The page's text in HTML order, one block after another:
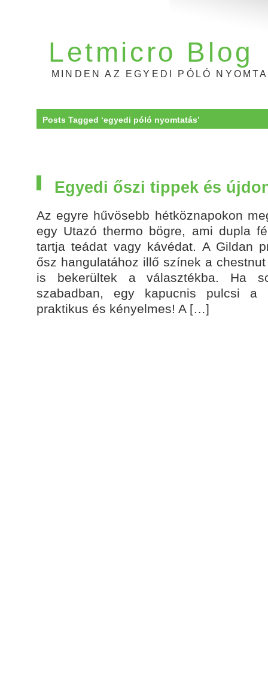
Letmicro Blog
MINDEN AZ EGYEDI PÓLÓ
Posts Tagged ‘egyedi póló nyomtatás’
Egyedi őszi tippek és
Az egyre hűvösebb hétköznapokon
egy Utazó thermo bögre, ami dupla
tartja teádat vagy kávédat. A Gildan
ősz hangulatához illő színek a
is bekerültek a választékba. Ha
szabadban, egy kapucnis pulcsi a
praktikus és kényelmes! A […]